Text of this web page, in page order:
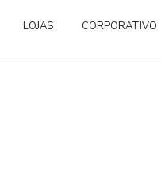
LOJAS CORPORATIVO